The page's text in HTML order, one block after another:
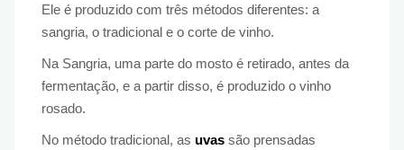
Ele é produzido com três métodos diferentes: a
sangria, o tradicional e o corte de vinho.
Na Sangria, uma parte do mosto é retirado, antes da
fermentação, e a partir disso, é produzido o vinho
rosado.
No método tradicional, as uvas são prensadas